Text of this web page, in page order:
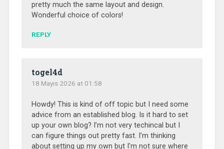
pretty much the same layout and design.
Wonderful choice of colors!
REPLY
togel4d
18 Mayıs 2026 at 01:58
Howdy! This is kind of off topic but I need some
advice from an established blog. Is it hard to set
up your own blog? I’m not very techincal but I
can figure things out pretty fast. I’m thinking
about setting up my own but I’m not sure where